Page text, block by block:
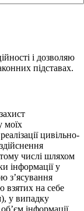
і дозволяю
підставах.
моїх
цивільно-
числі шляхом
інформації у
з’ясування
взятих на себе
у випадку
інформації,